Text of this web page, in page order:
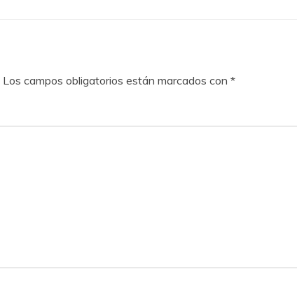
Los campos obligatorios están marcados con *